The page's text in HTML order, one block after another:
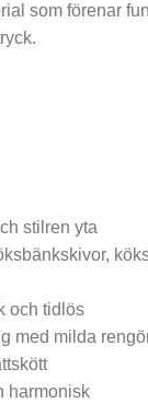
som förenar
stilren yta
och tidlös
med milda
harmonisk